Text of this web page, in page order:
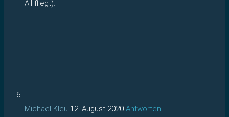
All fliegt).
Michael Kleu 12. August 2020 Antworten